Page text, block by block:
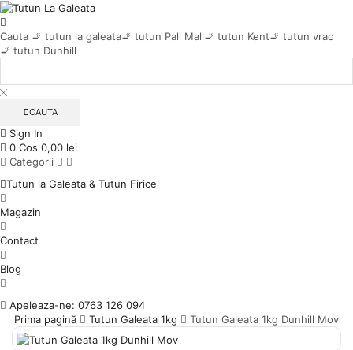
Cauta 🚬 tutun la galeata🚬 tutun Pall Mall🚬 tutun Kent🚬 tutun vrac
🚬 tutun Dunhill
CAUTA
Sign In
0 Cos 0,00 lei
Categorii
Tutun la Galeata & Tutun Firicel
Magazin
Contact
Blog
Apeleaza-ne: 0763 126 094
Prima pagină
Tutun Galeata 1kg Tutun Galeata 1kg Dunhill Mov